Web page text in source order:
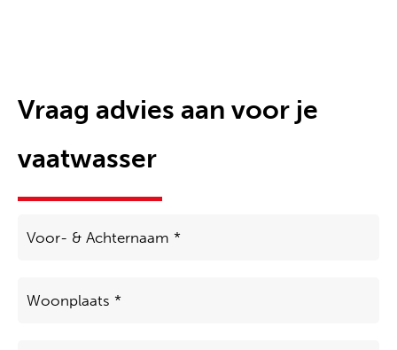
Vraag advies aan voor je
vaatwasser